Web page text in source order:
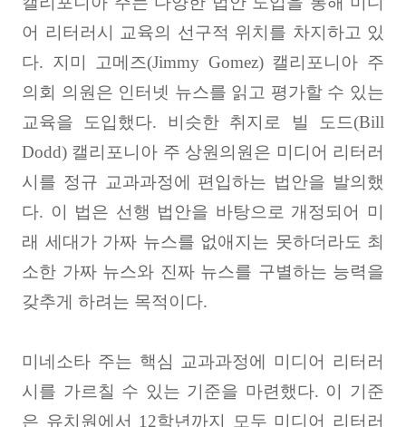
어 리터러시 교육의 선구적 위치를 차지하고 있
다. 지미 고메즈(Jimmy Gomez) 캘리포니아 주
의회 의원은 인터넷 뉴스를 읽고 평가할 수 있는
교육을 도입했다. 비슷한 취지로 빌 도드(Bill
Dodd) 캘리포니아 주 상원의원은 미디어 리터러
시를 정규 교과과정에 편입하는 법안을 발의했
다. 이 법은 선행 법안을 바탕으로 개정되어 미
래 세대가 가짜 뉴스를 없애지는 못하더라도 최
소한 가짜 뉴스와 진짜 뉴스를 구별하는 능력을
갖추게 하려는 목적이다.
미네소타 주는 핵심 교과과정에 미디어 리터러
시를 가르칠 수 있는 기준을 마련했다. 이 기준
은 유치원에서 12학년까지 모두 미디어 리터러